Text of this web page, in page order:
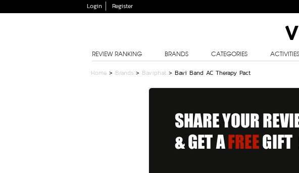
Login Register
REVIEW RANKING BRANDS CATEGORIES ACTIVITIES
Home > Brands > Baviphat > Bavi Band AC Therapy Pact